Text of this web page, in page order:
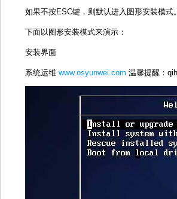
如果不按ESC键，则默认进入图形安装模式。
下面以图形安装模式来演示：
安装界面
系统运维 www.osyunwei.com 温馨提醒：